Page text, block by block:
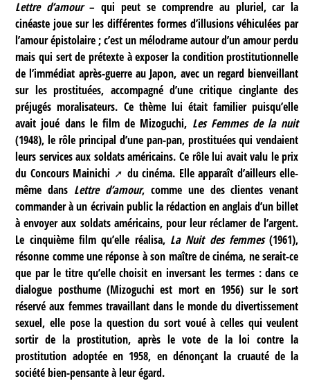
Lettre d’amour– qui peut se comprendre au pluriel, car la
cinéaste joue sur les différentes formes d’illusions véhiculées par
l’amour épistolaire ; c’est un mélodrame autour d’un amour perdu
mais qui sert de prétexte à exposer la condition prostitutionnelle
de l’immédiat après-guerre au Japon, avec un regard bienveillant
sur les prostituées, accompagné d’une critique cinglante des
préjugés moralisateurs. Ce thème lui était familier puisqu’elle
avait joué dans le film de Mizoguchi, Les Femmes de la nuit
(1948), le rôle principal d’une pan-pan, prostituées qui vendaient
leurs services aux soldats américains. Ce rôle lui avait valu le prix
du Concours Mainichi
du cinéma. Elle apparaît d’ailleurs elle-
même dans Lettre d’amour, comme une des clientes venant
commander à un écrivain public la rédaction en anglais d’un billet
à envoyer aux soldats américains, pour leur réclamer de l’argent.
Le cinquième film qu’elle réalisa, La Nuit des femmes(1961),
résonne comme une réponse à son maître de cinéma, ne serait-ce
que par le titre qu’elle choisit en inversant les termes : dans ce
dialogue posthume (Mizoguchi est mort en 1956) sur le sort
réservé aux femmes travaillant dans le monde du divertissement
sexuel, elle pose la question du sort voué à celles qui veulent
sortir de la prostitution, après le vote de la loi contre la
prostitution adoptée en 1958, en dénonçant la cruauté de la
société bien-pensante à leur égard.